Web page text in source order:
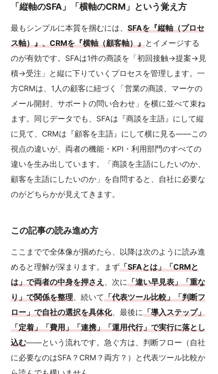
「縦軸のSFA」「横軸のCRM」という覚え方
最もシンプルに本質を掴むには、SFAを『縦軸（プロセ
ス軸）』、CRMを『横軸（顧客軸）』とイメージする
のが有効です。SFAは1件の商談を「初回接触→提案→見
積→受注」と縦に下りていくプロセスを管理します。一
方CRMは、1人の顧客に紐づく「営業の商談、マーケの
メール開封、サポートの問い合わせ」を横に並べて束ね
ます。同じデータでも、SFAは『商談を主語』にして縦
に見て、CRMは『顧客を主語』にして横に見る——この
視点の違いが、両者の機能・KPI・利用部門のすべての
違いを生み出しています。「商談を主語にしたいのか、
顧客を主語にしたいのか」を自問すると、自社に必要な
のがどちらかが見えてきます。
この記事の読み進め方
ここまでで全体像が掴めたら、以降は次のように読み進
めると理解が深まります。まず「SFAとは」「CRMと
は」で両者の中身を押さえ、次に「違い早見表」「重な
り」で関係を整理、続いて「代表ツール比較」「判断フ
ロー」で自社の選択を具体化、最後に「導入ステップ」
「定着」「費用」「連携」「運用代行」で実行に落とし
込む——という流れです。急ぐ方は、判断フロー（自社
に必要なのはSFA？CRM？両方？）と代表ツール比較か